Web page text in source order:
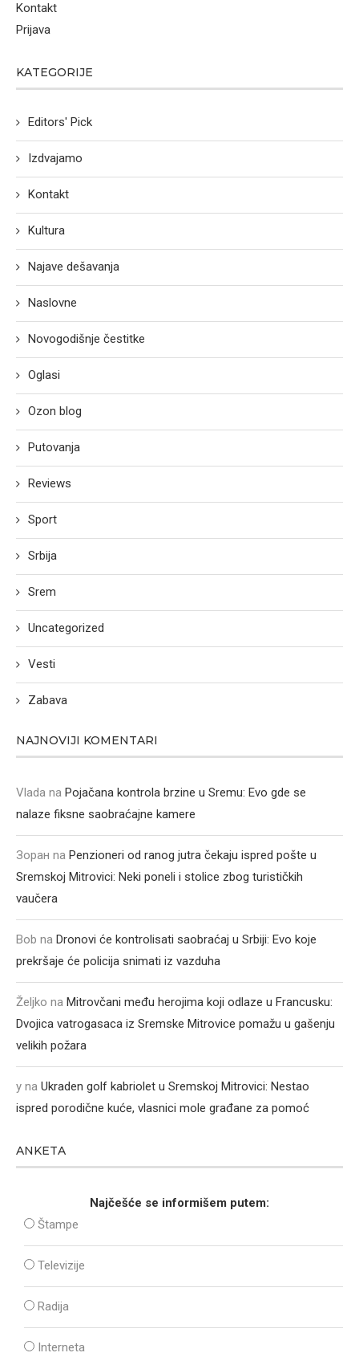
Kontakt
Prijava
KATEGORIJE
Editors' Pick
Izdvajamo
Kontakt
Kultura
Najave dešavanja
Naslovne
Novogodišnje čestitke
Oglasi
Ozon blog
Putovanja
Reviews
Sport
Srbija
Srem
Uncategorized
Vesti
Zabava
NAJNOVIJI KOMENTARI
Vlada na Pojačana kontrola brzine u Sremu: Evo gde se
nalaze fiksne saobraćajne kamere
Зоран na Penzioneri od ranog jutra čekaju ispred pošte u
Sremskoj Mitrovici: Neki poneli i stolice zbog turističkih
vaučera
Bob na Dronovi će kontrolisati saobraćaj u Srbiji: Evo koje
prekršaje će policija snimati iz vazduha
Željko na Mitrovčani među herojima koji odlaze u Francusku:
Dvojica vatrogasaca iz Sremske Mitrovice pomažu u gašenju
velikih požara
y na Ukraden golf kabriolet u Sremskoj Mitrovici: Nestao
ispred porodične kuće, vlasnici mole građane za pomoć
ANKETA
Najčešće se informišem putem:
Štampe
Televizije
Radija
Interneta